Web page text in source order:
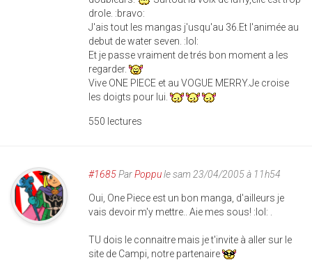
drole. :bravo:
J'ais tout les mangas j'usqu'au 36.Et l'animée au
debut de water seven. :lol:
Et je passe vraiment de trés bon moment a les
regarder.
Vive ONE PIECE et au VOGUE MERRY.Je croise
les doigts pour lui.
550 lectures
#1685ParPoppule sam 23/04/2005 à 11h54
Oui, One Piece est un bon manga, d'ailleurs je
vais devoir m'y mettre.. Aie mes sous! :lol: .
TU dois le connaitre mais je t'invite à aller sur le
site de Campi, notre partenaire